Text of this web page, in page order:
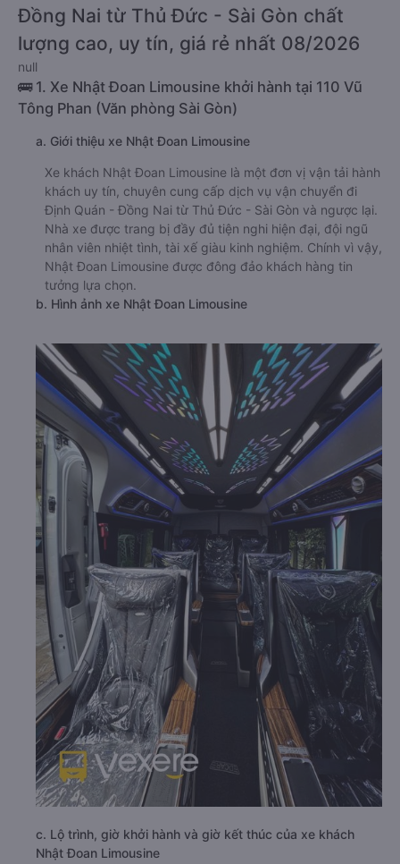
Đồng Nai từ Thủ Đức - Sài Gòn chất
lượng cao, uy tín, giá rẻ nhất 08/2026
null
🚌 1. Xe Nhật Đoan Limousine khởi hành tại 110 Vũ
Tông Phan (Văn phòng Sài Gòn)
a. Giới thiệu xe Nhật Đoan Limousine
Xe khách Nhật Đoan Limousine là một đơn vị vận tải hành
khách uy tín, chuyên cung cấp dịch vụ vận chuyển đi
Định Quán - Đồng Nai từ Thủ Đức - Sài Gòn và ngược lại.
Nhà xe được trang bị đầy đủ tiện nghi hiện đại, đội ngũ
nhân viên nhiệt tình, tài xế giàu kinh nghiệm. Chính vì vậy,
Nhật Đoan Limousine được đông đảo khách hàng tin
tưởng lựa chọn.
b. Hình ảnh xe Nhật Đoan Limousine
c. Lộ trình, giờ khởi hành và giờ kết thúc của xe khách
Nhật Đoan Limousine